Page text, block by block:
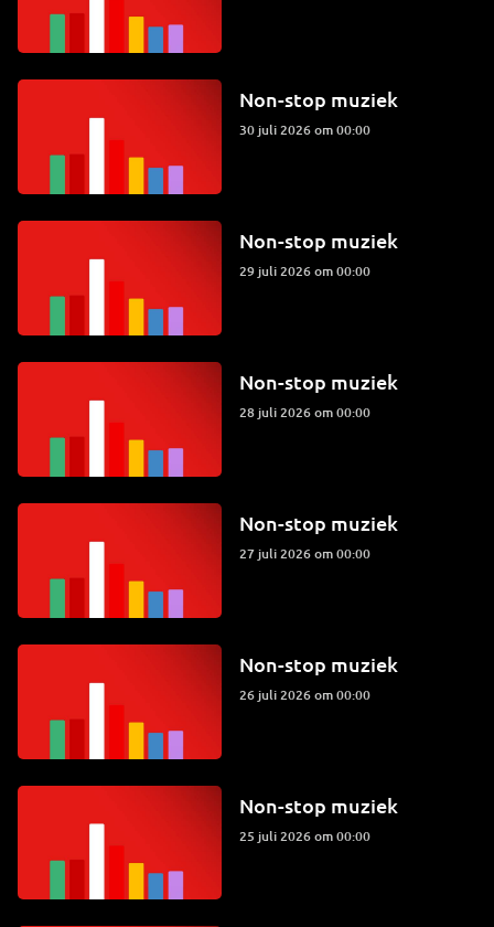
Non-stop muziek
30 juli 2026 om 00:00
Non-stop muziek
29 juli 2026 om 00:00
Non-stop muziek
28 juli 2026 om 00:00
Non-stop muziek
27 juli 2026 om 00:00
Non-stop muziek
26 juli 2026 om 00:00
Non-stop muziek
25 juli 2026 om 00:00